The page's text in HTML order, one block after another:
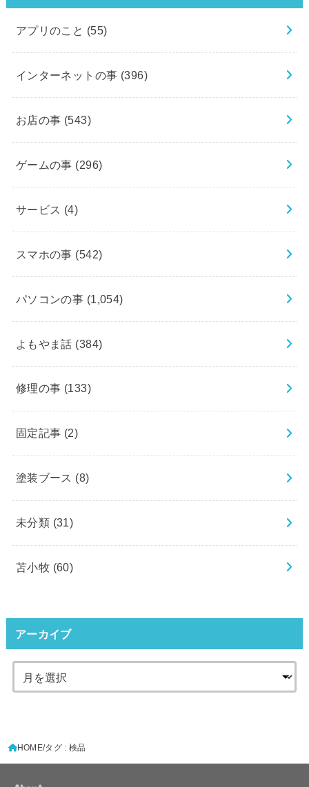
アプリのこと (55)
インターネットの事 (396)
お店の事 (543)
ゲームの事 (296)
サービス (4)
スマホの事 (542)
パソコンの事 (1,054)
よもやま話 (384)
修理の事 (133)
固定記事 (2)
塗装ブース (8)
未分類 (31)
苫小牧 (60)
アーカイブ
HOME タグ : 検品